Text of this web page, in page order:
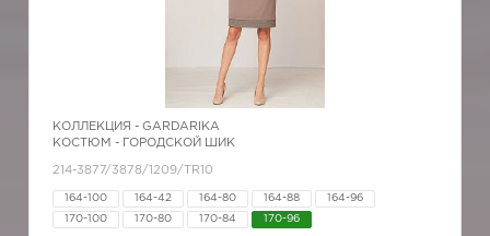
КОЛЛЕКЦИЯ - GARDARIKA
КОСТЮМ - ГОРОДСКОЙ ШИК
214-3877/3878/1209/TR10
164-100 164-42 164-80 164-88 164-96
170-100 170-80 170-84 170-96